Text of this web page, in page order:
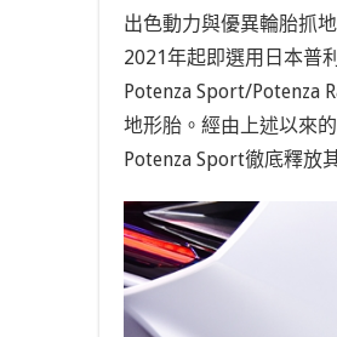
出色動力與優異輪胎抓
2021年起即選用日本普
Potenza Sport/Potenza
地形胎。經由上述以來
Potenza Sport徹底釋放